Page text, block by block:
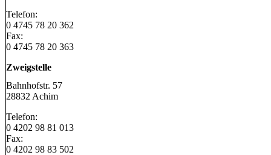
Telefon:
0 4745 78 20 362
Fax:
0 4745 78 20 363
Zweigstelle
Bahnhofstr. 57
28832 Achim
Telefon:
0 4202 98 81 013
Fax:
0 4202 98 83 502